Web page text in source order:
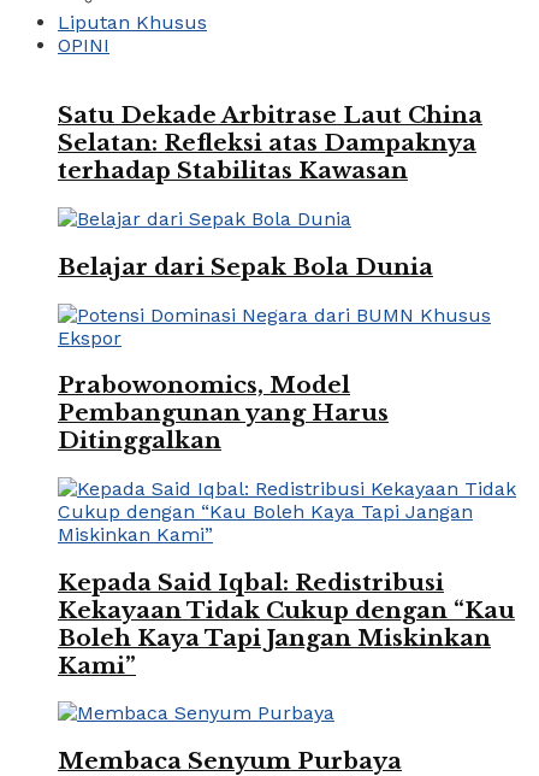
Liputan Khusus
OPINI
Satu Dekade Arbitrase Laut China
Selatan: Refleksi atas Dampaknya
terhadap Stabilitas Kawasan
Belajar dari Sepak Bola Dunia
Prabowonomics, Model
Pembangunan yang Harus
Ditinggalkan
Kepada Said Iqbal: Redistribusi
Kekayaan Tidak Cukup dengan “Kau
Boleh Kaya Tapi Jangan Miskinkan
Kami”
Membaca Senyum Purbaya